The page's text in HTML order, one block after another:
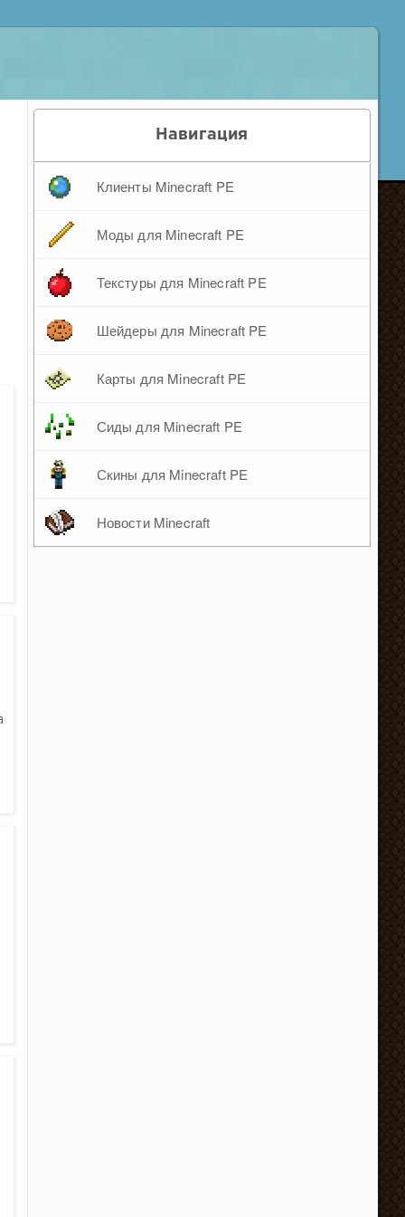
Навигация
Клиенты Minecraft PE
Моды для Minecraft PE
Текстуры для Minecraft PE
Шейдеры для Minecraft PE
Карты для Minecraft PE
Сиды для Minecraft PE
Скины для Minecraft PE
Новости Minecraft